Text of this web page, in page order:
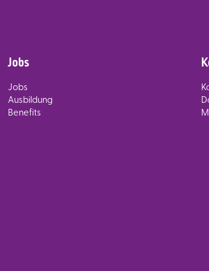
Jobs
Jobs
Ausbildung
Benefits